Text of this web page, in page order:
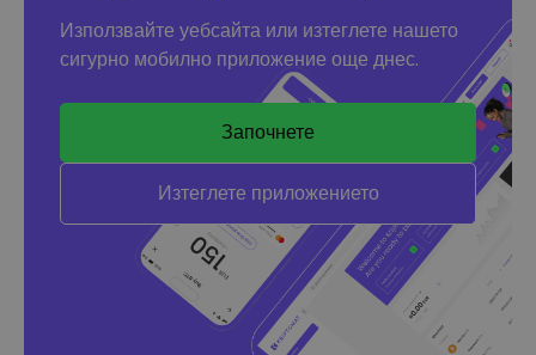
Използвайте уебсайта или изтеглете нашето
сигурно мобилно приложение още днес.
Започнете
Изтеглете приложението